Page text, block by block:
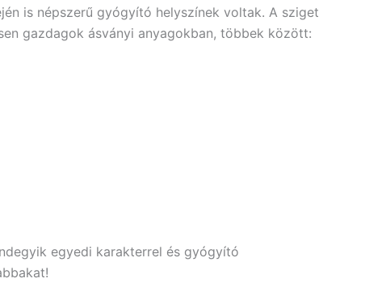
is népszerű gyógyító helyszínek voltak. A sziget
gazdagok ásványi anyagokban, többek között:
egyedi karakterrel és gyógyító